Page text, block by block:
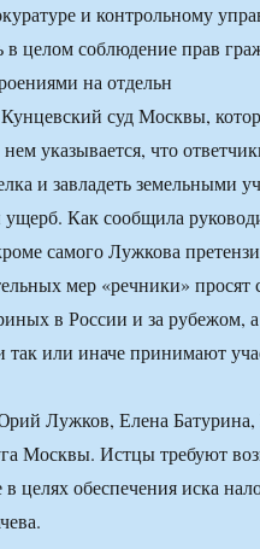
и контрольному
в целом соблюдение прав
на отдельн
суд Москвы,
указывается, что
и завладеть земельными
Как сообщила
самого Лужкова
мер «речники» просят
в России и за рубежом,
или иначе принимают
Лужков, Елена Батурина,
Москвы. Истцы требуют
целях обеспечения иска